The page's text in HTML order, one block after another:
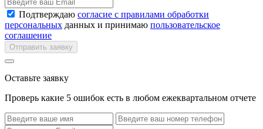
Подтверждаю согласие с правилами обработки
персональных данных и принимаю пользовательское
соглашение
Отправить заявку
Оставьте заявку
Проверь какие 5 ошибок есть в любом ежеквартальном отчете